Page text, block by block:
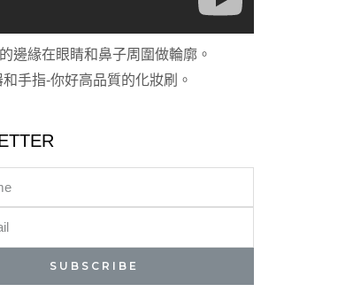
邊緣在眼睛和鼻子周圍做輪廓。
手指-你好高品質的化妝刷。
SUBSCRIBE